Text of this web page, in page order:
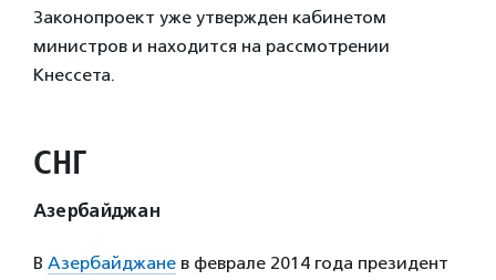
Законопроект уже утвержден кабинетом
министров и находится на рассмотрении
Кнессета.
СНГ
Азербайджан
В Азербайджане в феврале 2014 года президент